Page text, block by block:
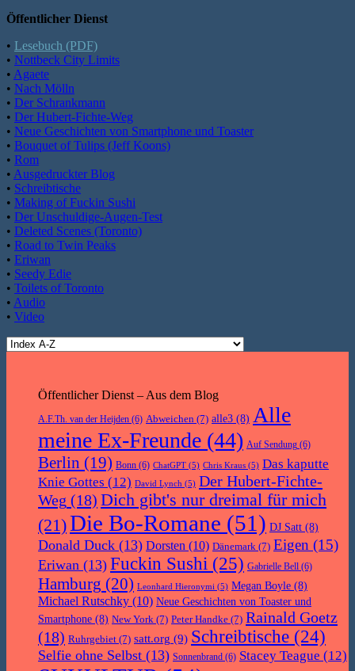
Öffentlicher Dienst
• Lesebuch (PDF)
• Nottbeck City Limits
• Agaete
• Nach Mölln
• Der Schrankmann
• Der Hubert-Fichte-Weg
• Neue Geschichten von Smartphone und Toaster
• Bouquet of Tulips (Jeff Koons)
• Rom
• Ausgedruckter Blog
• Schreibtische
• Making of Fuckin Sushi
• Der Unschuldige-Augen-Test
• Deleted Scenes (Toronto)
• Road to Twin Peaks
• Eriwan
• Seedy Edie
• Toilets of Toronto
• Audio
• Video
Öffentlicher Dienst – Aus dem Blog
A.F.Th. van der Heijden (6) Abweichen (7) alle3 (8) Alle
meine Ex-Freunde (44) Auf Sendung (6)
Berlin (19) Bonn (6) ChatGPT (5) Chris Kraus (5) Das kaputte
Knie Gottes (12) David Lynch (5) Der Hubert-Fichte-
Weg (18) Dich gibt's nur dreimal für mich
(21)Die Bo-Romane (51) DJ Satt (8)
Donald Duck (13) Dorsten (10) Dänemark (7) Eigen (15)
Eriwan (13) Fuckin Sushi (25) Gabrielle Bell (6)
Hamburg (20) Leonhard Hieronymi (5) Megan Boyle (8)
Michael Rutschky (10) Neue Geschichten von Toaster und
Smartphone (8) New York (7) Peter Handke (7) Rainald Goetz
(18) Ruhrgebiet (7) satt.org (9) Schreibtische (24)
Selfie ohne Selbst (13) Sonnenbrand (6) Stacey Teague (12)